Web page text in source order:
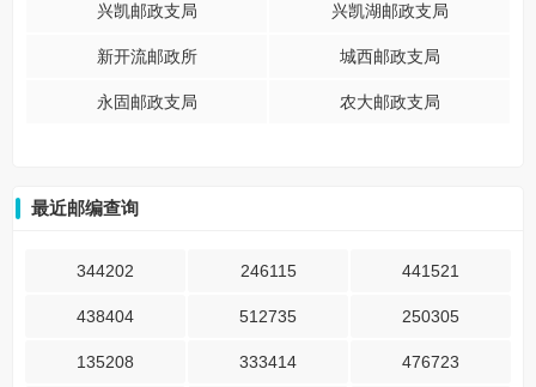
兴凯邮政支局 兴凯湖邮政支局
新开流邮政所 城西邮政支局
永固邮政支局 农大邮政支局
最近邮编查询
344202 246115 441521
438404 512735 250305
135208 333414 476723